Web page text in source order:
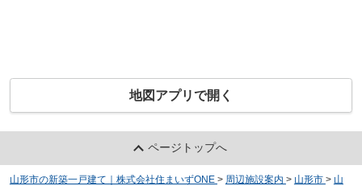
地図アプリで開く
ページトップへ
山形市の新築一戸建て｜株式会社住まいずONE > 周辺施設案内 > 山形市 > 山